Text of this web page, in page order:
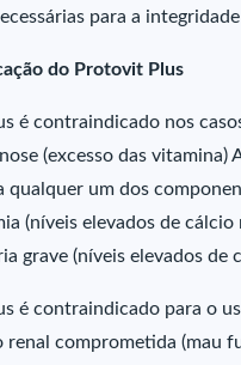
para a
do Protovit Plus
é contraindicado nos
(excesso das vitamina)
qualquer um dos
(níveis elevados de cálcio
grave (níveis elevados de
é contraindicado para o
renal comprometida (mau